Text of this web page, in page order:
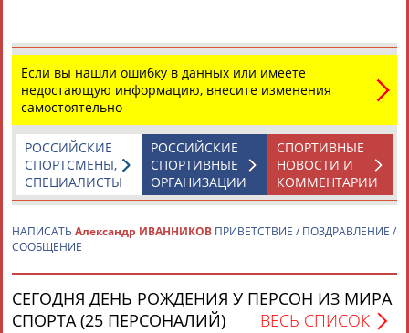
Флюра
АББАТЕ-
БУЛАТОВА
Татьяна
АББЯСОВА
Акжана
АБДИКАРИМОВА
Артур
АБДРАХМАНОВ
Если вы нашли ошибку в данных или имеете
недостающую информацию, внесите изменения
самостоятельно
СПОРТИВНЫЕ
НОВОСТИ И
КОММЕНТАРИИ
РОССИЙСКИЕ
СПОРТИВНЫЕ
ОРГАНИЗАЦИИ
РОССИЙСКИЕ
СПОРТСМЕНЫ,
СПЕЦИАЛИСТЫ
НАПИСАТЬ Александр ИВАННИКОВ ПРИВЕТСТВИЕ / ПОЗДРАВЛЕНИЕ /
СООБЩЕНИЕ
СЕГОДНЯ ДЕНЬ РОЖДЕНИЯ У ПЕРСОН ИЗ МИРА
СПОРТА (25 ПЕРСОНАЛИЙ)
ВЕСЬ СПИСОК